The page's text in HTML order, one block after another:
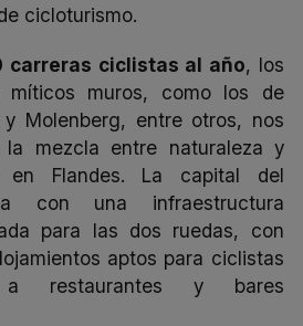
cicloturismo.
carreras ciclistas al año, los
míticos muros, como los de
y Molenberg, entre otros, nos
mezcla entre naturaleza y
en Flandes. La capital del
con una infraestructura
para las dos ruedas, con
aptos para ciclistas
restaurantes y bares